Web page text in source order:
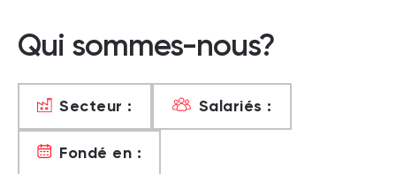
Qui sommes-nous?
Secteur : Salariés :
Fondé en :